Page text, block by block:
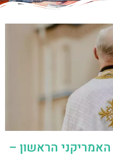
האמריקני הראשון –